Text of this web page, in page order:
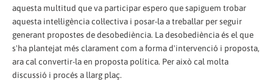
aquesta multitud que va participar espero que sapiguem trobar
aquesta intel·ligència col·lectiva i posar-la a treballar per seguir
generant propostes de desobediència. La desobediència és el que
s'ha plantejat més clarament com a forma d'intervenció i proposta,
ara cal convertir-la en proposta política. Per això cal molta
discussió i procés a llarg plaç.